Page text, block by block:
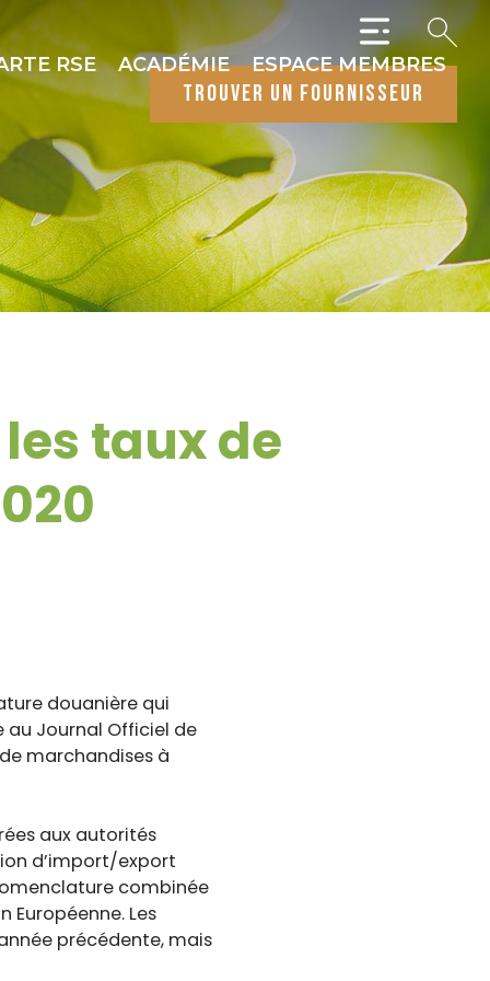
RSE ACADÉMIE ESPACE MEMBRES
trouver un fournisseur
taux de
douanière qui
au Journal Officiel de
marchandises à
aux autorités
d’import/export
combinée
Les
précédente, mais